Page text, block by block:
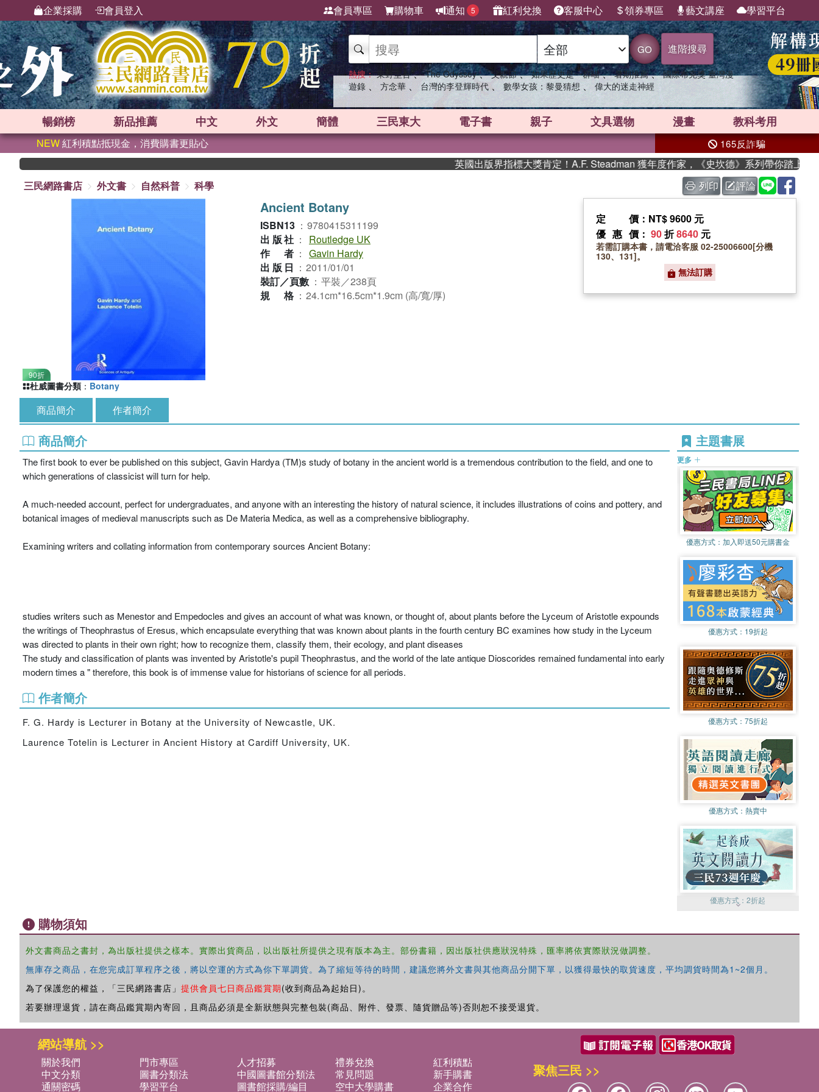
企業採購 會員登入 會員專區 購物車 通知 5 紅利兌換 客服中心 領券專區 藝文講座 學習平台
GO 進階搜尋
熱搜： 東野圭吾 、 The Odyssey 、 父親節 、 如果歷史是一群喵 、 暑期推薦 、 國際布克獎 臺灣漫
遊錄 、 方念華 、 台灣的李登輝時代 、 數學女孩：黎曼猜想 、 偉大的迷走神經
暢銷榜 新品推薦 中文 外文 簡體 三民東大 電子書 親子 文具選物 漫畫 教科考用
NEW紅利積點抵現金，消費購書更貼心 165反詐騙
英國出版界指標大獎肯定！A.F. Steadman 獲年度作家，《史坎德》系列帶你踏上熱血奇幻
三民網路書店
外文書 自然科普 科學 列印 評論
90折
Ancient Botany
ISBN13 ： 9780415311199
出版社 ：
Routledge UK
作者 ： Gavin Hardy
出版日 ： 2011/01/01
裝訂／頁數 ： 平裝／238頁
規格 ： 24.1cm*16.5cm*1.9cm (高/寬/厚)
定價 ：NT$ 9600 元
優惠價 ： 90折8640 元
若需訂購本書，請電洽客服 02-25006600[分機
130、131]。
無法訂購
杜威圖書分類 ： Botany
商品簡介 作者簡介
商品簡介
The first book to ever be published on this subject, Gavin Hardya (TM)s study of botany in the ancient world is a tremendous contribution to the field, and one to
which generations of classicist will turn for help.
A much-needed account, perfect for undergraduates, and anyone with an interesting the history of natural science, it includes illustrations of coins and pottery, and
botanical images of medieval manuscripts such as De Materia Medica, as well as a comprehensive bibliography.
Examining writers and collating information from contemporary sources Ancient Botany:
studies writers such as Menestor and Empedocles and gives an account of what was known, or thought of, about plants before the Lyceum of Aristotle expounds
the writings of Theophrastus of Eresus, which encapsulate everything that was known about plants in the fourth century BC examines how study in the Lyceum
was directed to plants in their own right; how to recognize them, classify them, their ecology, and plant diseases
The study and classification of plants was invented by Aristotle's pupil Theophrastus, and the world of the late antique Dioscorides remained fundamental into early
modern times a " therefore, this book is of immense value for historians of science for all periods.
作者簡介
F. G. Hardy is Lecturer in Botany at the University of Newcastle, UK.
Laurence Totelin is Lecturer in Ancient History at Cardiff University, UK.
主題書展
更多
優惠方式： 加入即送50元購書金
優惠方式： 19折起
優惠方式： 75折起
優惠方式： 熱賣中
優惠方式：2折起
購物須知
外文書商品之書封，為出版社提供之樣本。實際出貨商品，以出版社所提供之現有版本為主。部份書籍，因出版社供應狀況特殊，匯率將依實際狀況做調整。
無庫存之商品，在您完成訂單程序之後，將以空運的方式為你下單調貨。為了縮短等待的時間，建議您將外文書與其他商品分開下單，以獲得最快的取貨速度，平均調貨時間為1~2個月。
為了保護您的權益，「三民網路書店」 提供會員七日商品鑑賞期(收到商品為起始日)。
若要辦理退貨，請在商品鑑賞期內寄回，且商品必須是全新狀態與完整包裝(商品、附件、發票、隨貨贈品等)否則恕不接受退貨。
網站導航 >>
關於我們 門市專區 人才招募 禮券兌換
紅利積點
中文分類
圖書分類法 中國圖書館分類法 常見問題
新手購書
通關密碼
學習平台 圖書館採購/編目 空中大學購書
企業合作
聚焦三民 >>